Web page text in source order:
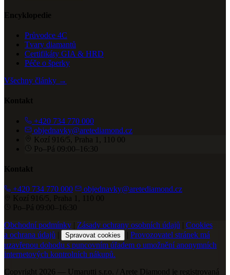
Encyklopedie
Průvodce 4C
Tvary diamantů
Certifikáty GIA & HRD
Péče o šperky
Všechny články →
Kontakt
+420 734 770 000
objednavky@aretediamond.cz
Kozí 916/5, Praha 1, 110 00
Po–Pá 09:00–16:30
Kontakt
+420 734 770 000
objednavky@aretediamond.cz
Kozí 916/5, Praha 1, 110 00
Po–Pá 09:00–16:30
Obchodní podmínky | Zásady ochrany osobních údajů | Cookies
a ochrana údajů | Spravovat cookies | Provozovatel stránek má
uzavřenou dohodu s puncovním úřadem o umožnění anonymních
internetových kontrolních nákupů.
Copyright 2026 — Umarutti s.r.o. / Arete Diamond je registrovaná